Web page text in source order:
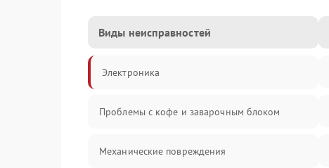
Виды неисправностей
Электроника
Проблемы с кофе и заварочным блоком
Механические повреждения